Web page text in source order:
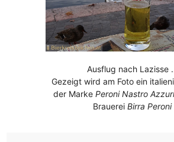
Ausflug nach Lazisse
Gezeigt wird am Foto ein
der Marke Peroni Nastro
BrauereiBirra Peroni